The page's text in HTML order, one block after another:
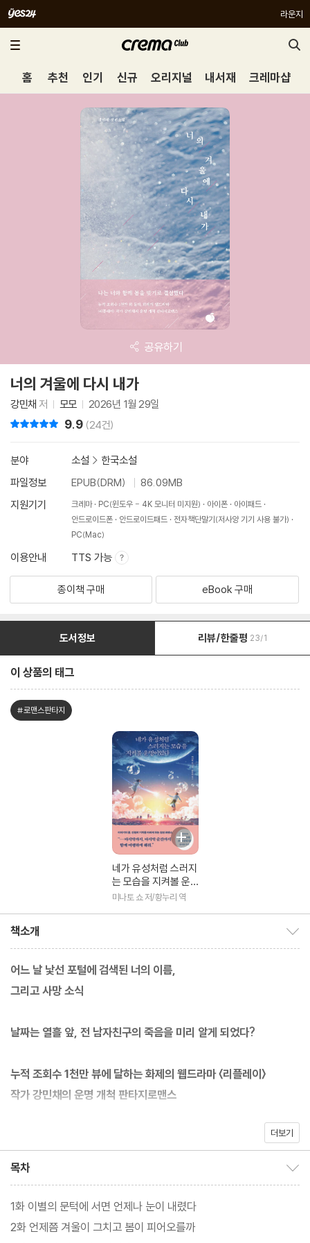
라운지
홈 추천 인기 신규 오리지널 내서재 크레마샵
공유하기
너의 겨울에 다시 내가
강민채 저 모모 2026년 1월 29일
9.9 (24건)
분야 소설 > 한국소설
파일정보
EPUB(DRM)
86.09MB
지원기기
크레마 PC(윈도우 - 4K 모니터 미지원) 아이폰
아이패드
안드로이드폰
안드로이드패드
전자책단말기(저사양 기기 사용 불가)
PC(Mac)
이용안내 TTS 가능
종이책 구매 eBook 구매
도서정보 리뷰/한줄평 23/1
이 상품의 태그
#로맨스판타지
네가 유성처럼 스러지
는 모습을 지켜볼 운
명이었다
미나토 쇼 저/황누리 역
책소개
어느 날 낯선 포털에 검색된 너의 이름,
그리고 사망 소식
날짜는 열흘 앞, 전 남자친구의 죽음을 미리 알게 되었다?
누적 조회수 1천만 뷰에 달하는 화제의 웹드라마 〈리플레이〉
작가 강민채의 운명 개척 판타지로맨스
전 애인의 죽음을 미리 알게 된다면, 상대에게 그 사실을 알려줄 것
로맨스 『너의 겨울에 다시 내가』가 모모에서 출간되었다. 이 소설은
5년 전 헤어진 전 남자친구가 곧 죽게 될 거란 사실을 우연한 기회를
통해 미리 알게 되는 여자주인공 한열음과 무뚝뚝함의 결정체이자
더보기
목차
1화 이별의 문턱에 서면 언제나 눈이 내렸다
2화 언제쯤 겨울이 그치고 봄이 피어오를까